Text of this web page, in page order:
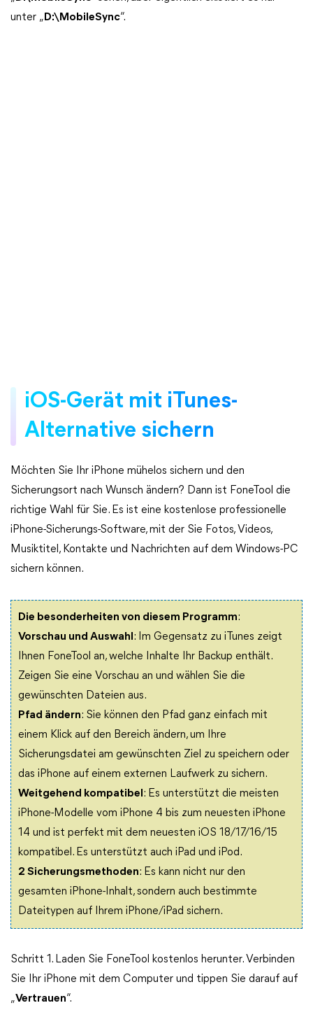
unter „ D:\MobileSync“.
iOS-Gerät mit iTunes-
Alternative sichern
Möchten Sie Ihr iPhone mühelos sichern und den
Sicherungsort nach Wunsch ändern? Dann ist FoneTool die
richtige Wahl für Sie. Es ist eine kostenlose professionelle
iPhone-Sicherungs-Software, mit der Sie Fotos, Videos,
Musiktitel, Kontakte und Nachrichten auf dem Windows-PC
sichern können.
Die besonderheiten von diesem Programm:
Vorschau und Auswahl : Im Gegensatz zu iTunes zeigt
Ihnen FoneTool an, welche Inhalte Ihr Backup enthält.
Zeigen Sie eine Vorschau an und wählen Sie die
gewünschten Dateien aus.
Pfad ändern: Sie können den Pfad ganz einfach mit
einem Klick auf den Bereich ändern, um Ihre
Sicherungsdatei am gewünschten Ziel zu speichern oder
das iPhone auf einem externen Laufwerk zu sichern.
Weitgehend kompatibel : Es unterstützt die meisten
iPhone-Modelle vom iPhone 4 bis zum neuesten iPhone
14 und ist perfekt mit dem neuesten iOS 18/17/16/15
kompatibel. Es unterstützt auch iPad und iPod.
2 Sicherungsmethoden: Es kann nicht nur den
gesamten iPhone-Inhalt, sondern auch bestimmte
Dateitypen auf Ihrem iPhone/iPad sichern.
Schritt 1. Laden Sie FoneTool kostenlos herunter. Verbinden
Sie Ihr iPhone mit dem Computer und tippen Sie darauf auf
„Vertrauen“.